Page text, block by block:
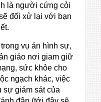
là người cứng cỏi
đối xử lại với bạn
vụ án hình sự,
giáo nơi giam giữ
sức khỏe cho
ngạch khác, việc
sự giám sát của